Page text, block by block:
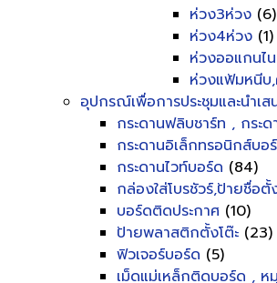
ห่วง3ห่วง (6)
ห่วง4ห่วง (1)
ห่วงออแกนไ
ห่วงแฟ้มหนีบ
อุปกรณ์เพื่อการประชุมและนำเส
กระดานฟลิบชาร์ท , กระ
กระดานอิเล็กทรอนิกส์บอ
กระดานไวท์บอร์ด (84)
กล่องใส่โบรชัวร์,ป้ายชื่อตั้
บอร์ดติดประกาศ (10)
ป้ายพลาสติกตั้งโต๊ะ (23)
ฟิวเจอร์บอร์ด (5)
เม็ดแม่เหล็กติดบอร์ด ,